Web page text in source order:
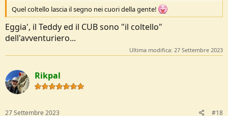
Quel coltello lascia il segno nei cuori della gente!
Eggia', il Teddy ed il CUB sono "il coltello"
dell'avventuriero...
Ultima modifica: 27 Settembre 2023
Rikpal
27 Settembre 2023 #18